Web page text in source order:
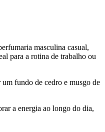
masculina casual,
para a rotina de trabalho ou
fundo de cedro e musgo de
a energia ao longo do dia,